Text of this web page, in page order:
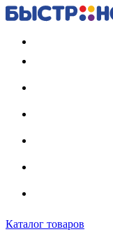
Каталог товаров